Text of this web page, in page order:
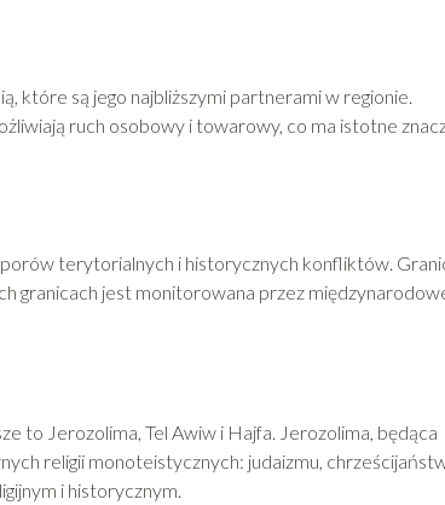
które są jego najbliższymi partnerami w regionie.
ruch osobowy i towarowy, co ma istotne
terytorialnych i historycznych konfliktów.
granicach jest monitorowana przez
to Jerozolima, Tel Awiw i Hajfa. Jerozolima, będąca
religii monoteistycznych: judaizmu,
i historycznym.